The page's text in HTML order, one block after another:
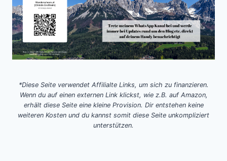
*Diese Seite verwendet Affilialte Links, um sich zu finanzieren.
Wenn du auf einen externen Link klickst, wie z.B. auf Amazon,
erhält diese Seite eine kleine Provision. Dir entstehen keine
weiteren Kosten und du kannst somit diese Seite unkompliziert
unterstützen.